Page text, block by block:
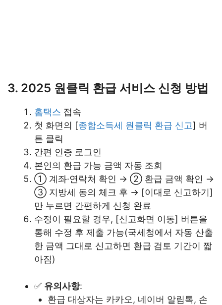
3. 2025 원클릭 환급 서비스 신청 방법
홈택스 접속
첫 화면의 [종합소득세 원클릭 환급 신고] 버
튼 클릭
간편 인증 로그인
본인의 환급 가능 금액 자동 조회
① 계좌·연락처 확인 → ② 환급 금액 확인 →
③ 지방세 동의 체크 후 → [이대로 신고하기]
만 누르면 간편하게 신청 완료
수정이 필요할 경우, [신고화면 이동] 버튼을
통해 수정 후 제출 가능(국세청에서 자동 산출
한 금액 그대로 신고하면 환급 검토 기간이 짧
아짐)
✅ 유의사항:
환급 대상자는 카카오, 네이버 알림톡, 손